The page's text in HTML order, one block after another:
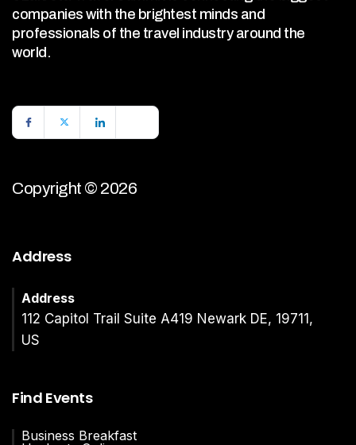
companies with the brightest minds and
professionals of the travel industry around the
world.
Copyright © 2026
Address
Address
112 Capitol Trail Suite A419 Newark DE, 19711,
US
Find Events
Business Breakfast